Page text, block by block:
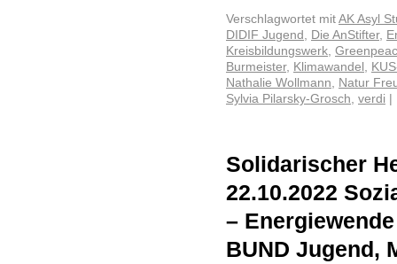
Verschlagwortet mit AK Asyl
DIDIF Jugend , Die AnStifter,
Kreisbildungswerk,
Burmeister, Klimawandel ,
Nathalie Wollmann, Natur
Sylvia Pilarsky-Grosch, verdi
Solidarischer
22.10.2022
–
BUND Jugend,